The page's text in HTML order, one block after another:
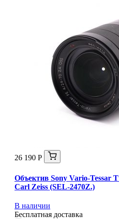
26 190 Р
Объектив Sony Vario-Tessar
Carl Zeiss (SEL-2470Z.)
В наличии
Бесплатная доставка